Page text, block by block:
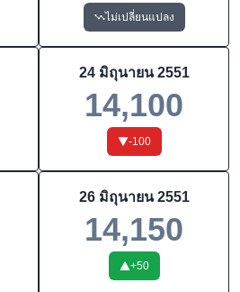
ไม่เปลี่ยนแปลง
24 มิถุนายน 2551
14,100
-100
26 มิถุนายน 2551
14,150
+50